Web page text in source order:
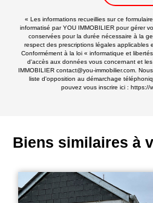
« Les informations recueillies sur ce
informatisé par YOU IMMOBILIER pour gérer
conservées pour la durée nécessaire à la
respect des prescriptions légales applicables
Conformément à la loi « informatique et
d'accès aux données vous concernant et
IMMOBILIER contact@you-immobilier.com.
liste d'opposition au démarchage
pouvez vous inscrire ici : https://
Biens similaires à